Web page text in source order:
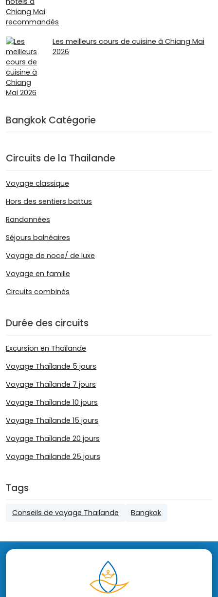
Les meilleurs cours de cuisine à Chiang Mai
2026
Bangkok Catégorie
Circuits de la Thailande
Voyage classique
Hors des sentiers battus
Randonnées
Séjours balnéaires
Voyage de noce/ de luxe
Voyage en famille
Circuits combinés
Durée des circuits
Excursion en Thaïlande
Voyage Thaïlande 5 jours
Voyage Thaïlande 7 jours
Voyage Thaïlande 10 jours
Voyage Thaïlande 15 jours
Voyage Thaïlande 20 jours
Voyage Thailande 25 jours
Tags
Conseils de voyage Thailande Bangkok